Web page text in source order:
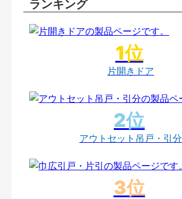
ランキング
片開きドア
アウトセット吊戸・引分